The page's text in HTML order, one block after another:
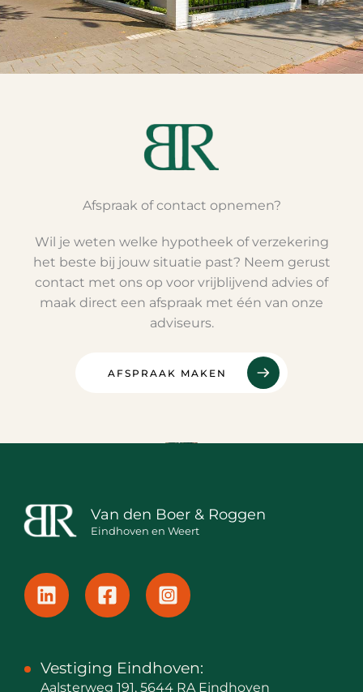
Afspraak of contact opnemen?
Wil je weten welke hypotheek of verzekering
het beste bij jouw situatie past? Neem gerust
contact met ons op voor vrijblijvend advies of
maak direct een afspraak met één van onze
adviseurs.
AFSPRAAK MAKEN
Van den Boer & Roggen
Eindhoven en Weert
Vestiging Eindhoven:
Aalsterweg 191, 5644 RA Eindhoven